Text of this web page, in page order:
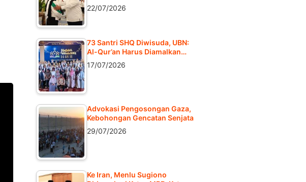
22/07/2026
73 Santri SHQ Diwisuda, UBN:
Al-Qur’an Harus Diamalkan…
17/07/2026
Advokasi Pengosongan Gaza,
Kebohongan Gencatan Senjata
29/07/2026
Ke Iran, Menlu Sugiono